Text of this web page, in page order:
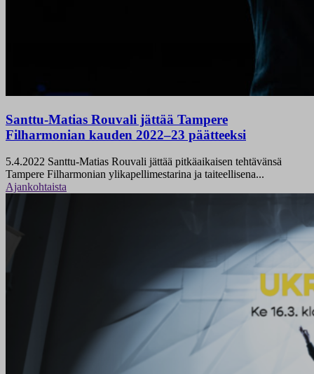
Santtu-Matias Rouvali jättää Tampere
Filharmonian kauden 2022–23 päätteeksi
5.4.2022 Santtu-Matias Rouvali jättää pitkäaikaisen tehtävänsä
Tampere Filharmonian ylikapellimestarina ja taiteellisena...
Ajankohtaista